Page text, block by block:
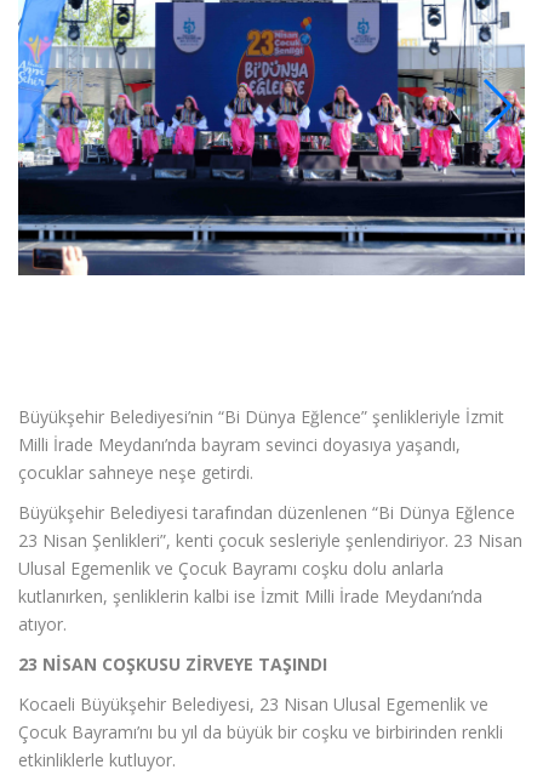
Büyükşehir Belediyesi’nin “Bi Dünya Eğlence” şenlikleriyle İzmit
Milli İrade Meydanı’nda bayram sevinci doyasıya yaşandı,
çocuklar sahneye neşe getirdi.
Büyükşehir Belediyesi tarafından düzenlenen “Bi Dünya Eğlence
23 Nisan Şenlikleri”, kenti çocuk sesleriyle şenlendiriyor. 23 Nisan
Ulusal Egemenlik ve Çocuk Bayramı coşku dolu anlarla
kutlanırken, şenliklerin kalbi ise İzmit Milli İrade Meydanı’nda
atıyor.
23 NİSAN COŞKUSU ZİRVEYE TAŞINDI
Kocaeli Büyükşehir Belediyesi, 23 Nisan Ulusal Egemenlik ve
Çocuk Bayramı’nı bu yıl da büyük bir coşku ve birbirinden renkli
etkinliklerle kutluyor.